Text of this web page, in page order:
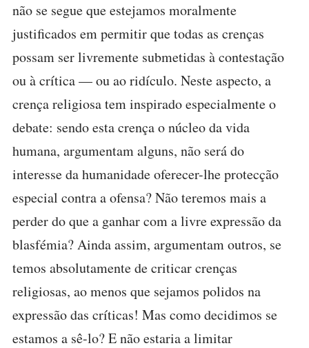
não se segue que estejamos moralmente
justificados em permitir que todas as crenças
possam ser livremente submetidas à contestação
ou à crítica — ou ao ridículo. Neste aspecto, a
crença religiosa tem inspirado especialmente o
debate: sendo esta crença o núcleo da vida
humana, argumentam alguns, não será do
interesse da humanidade oferecer-lhe protecção
especial contra a ofensa? Não teremos mais a
perder do que a ganhar com a livre expressão da
blasfémia? Ainda assim, argumentam outros, se
temos absolutamente de criticar crenças
religiosas, ao menos que sejamos polidos na
expressão das críticas! Mas como decidimos se
estamos a sê-lo? E não estaria a limitar